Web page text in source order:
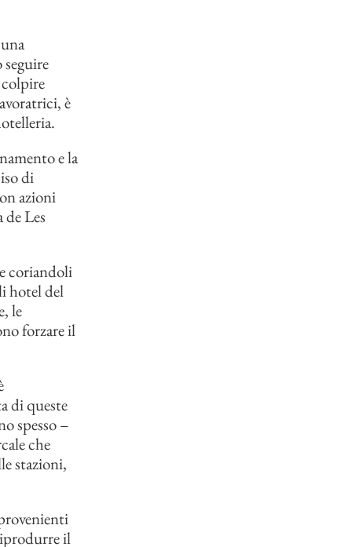
è
e la
di
azioni
Les
coriandoli
hotel del
le
forzare il
di queste
spesso –
che
stazioni,
il